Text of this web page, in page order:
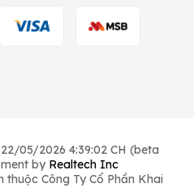
05/2026 4:39:02 CH (beta
by Realtech Inc
Công Ty Cổ Phần Khai